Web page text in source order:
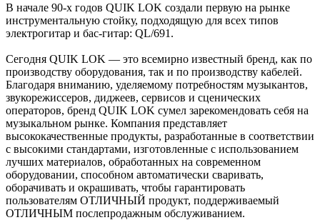
В начале 90-х годов QUIK LOK создали первую на рынке
инструментальную стойку, подходящую для всех типов
электрогитар и бас-гитар: QL/691.
Сегодня QUIK LOK — это всемирно известный бренд, как по
производству оборудования, так и по производству кабелей.
Благодаря вниманию, уделяемому потребностям музыкантов,
звукорежиссеров, диджеев, сервисов и сценических
операторов, бренд QUIK LOK сумел зарекомендовать себя на
музыкальном рынке. Компания представляет
высококачественные продукты, разработанные в соответствии
с высокими стандартами, изготовленные с использованием
лучших материалов, обработанных на современном
оборудовании, способном автоматически сваривать,
оборачивать и окрашивать, чтобы гарантировать
пользователям ОТЛИЧНЫЙ продукт, поддерживаемый
ОТЛИЧНЫМ послепродажным обслуживанием.